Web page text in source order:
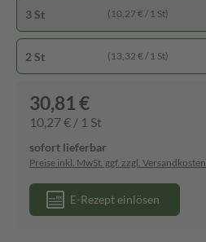
3 St (10,27 € / 1 St)
2 St (13,32 € / 1 St)
30,81 €
10,27 € / 1 St
sofort lieferbar
Preise inkl. MwSt. ggf. zzgl. Versandkosten
E-Rezept einlösen